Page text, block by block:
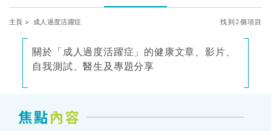
主頁 > 成人過度活躍症 找到2個項目
關於「成人過度活躍症」的健康文章、影片、
自我測試、醫生及專題分享